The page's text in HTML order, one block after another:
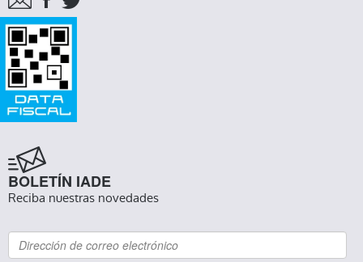
BOLETÍN IADE
Reciba nuestras novedades